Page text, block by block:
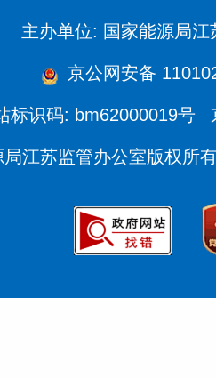
主办单位: 国家能源局江
京公网安备
标识码: bm62000019号
局江苏监管办公室版权所